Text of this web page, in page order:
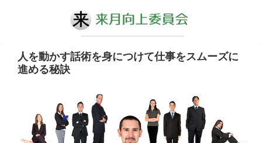
人を動かす話術を身につけて仕事をスムーズに
進める秘訣